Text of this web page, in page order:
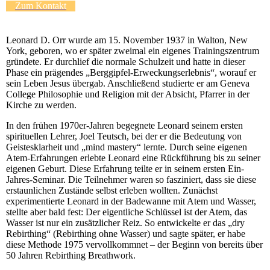
Zum Kontakt
Leonard D. Orr wurde am 15. November 1937 in Walton, New
York, geboren, wo er später zweimal ein eigenes Trainingszentrum
gründete. Er durchlief die normale Schulzeit und hatte in dieser
Phase ein prägendes „Berggipfel-Erweckungserlebnis“, worauf er
sein Leben Jesus übergab. Anschließend studierte er am Geneva
College Philosophie und Religion mit der Absicht, Pfarrer in der
Kirche zu werden.
In den frühen 1970er-Jahren begegnete Leonard seinem ersten
spirituellen Lehrer, Joel Teutsch, bei der er die Bedeutung von
Geistesklarheit und „mind mastery“ lernte. Durch seine eigenen
Atem-Erfahrungen erlebte Leonard eine Rückführung bis zu seiner
eigenen Geburt. Diese Erfahrung teilte er in seinem ersten Ein-
Jahres-Seminar. Die Teilnehmer waren so fasziniert, dass sie diese
erstaunlichen Zustände selbst erleben wollten. Zunächst
experimentierte Leonard in der Badewanne mit Atem und Wasser,
stellte aber bald fest: Der eigentliche Schlüssel ist der Atem, das
Wasser ist nur ein zusätzlicher Reiz. So entwickelte er das „dry
Rebirthing“ (Rebirthing ohne Wasser) und sagte später, er habe
diese Methode 1975 vervollkommnet – der Beginn von bereits über
50 Jahren Rebirthing Breathwork.